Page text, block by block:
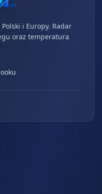
i Europy. Radar
oraz temperatura